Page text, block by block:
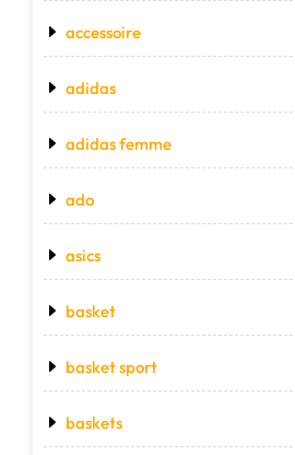
accessoire
adidas
adidas femme
ado
asics
basket
basket sport
baskets